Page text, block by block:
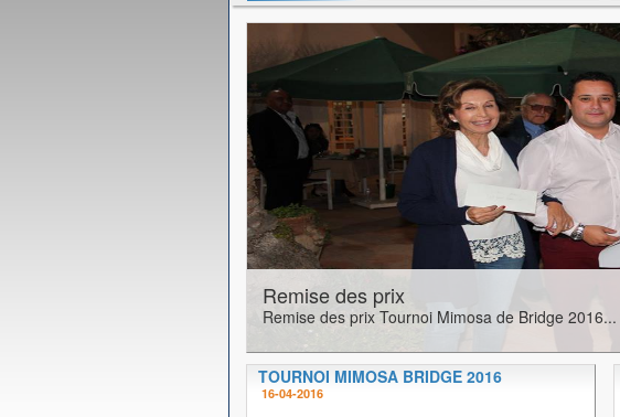
Remise des prix
Remise des prix Tournoi Mimosa de Bridge 2016...
TOURNOI MIMOSA BRIDGE 2016
16-04-2016